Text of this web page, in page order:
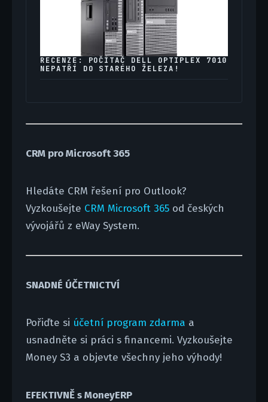
RECENZE: POČÍTAČ DELL OPTIPLEX 7010
NEPATŘÍ DO STARÉHO ŽELEZA!
CRM pro Microsoft 365
Hledáte CRM řešení pro Outlook?
Vyzkoušejte CRM Microsoft 365od českých
vývojářů z eWay System.
SNADNÉ ÚČETNICTVÍ
Pořiďte si účetní program zdarma a
usnadněte si práci s financemi. Vyzkoušejte
Money S3 a objevte všechny jeho výhody!
EFEKTIVNĚ s MoneyERP